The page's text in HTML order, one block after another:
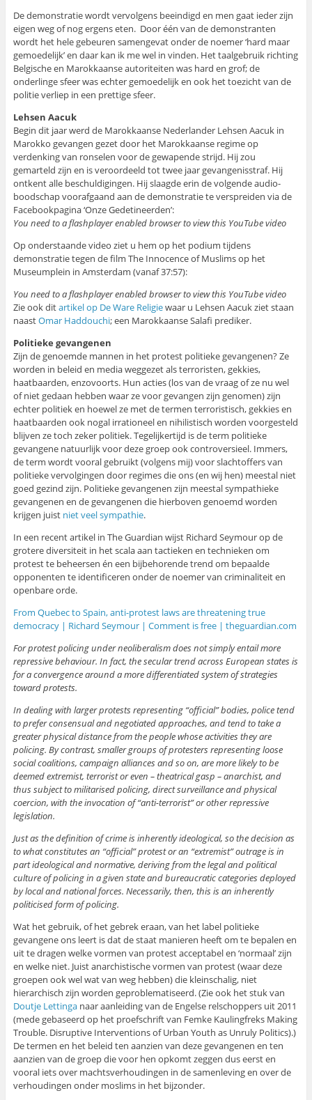
De demonstratie wordt vervolgens beeindigd en men gaat ieder zijn
eigen weg of nog ergens eten. Door één van de demonstranten
wordt het hele gebeuren samengevat onder de noemer ‘hard maar
gemoedelijk’ en daar kan ik me wel in vinden. Het taalgebruik richting
Belgische en Marokkaanse autoriteiten was hard en grof; de
onderlinge sfeer was echter gemoedelijk en ook het toezicht van de
politie verliep in een prettige sfeer.
Lehsen Aacuk
Begin dit jaar werd de Marokkaanse Nederlander Lehsen Aacuk in
Marokko gevangen gezet door het Marokkaanse regime op
verdenking van ronselen voor de gewapende strijd. Hij zou
gemarteld zijn en is veroordeeld tot twee jaar gevangenisstraf. Hij
ontkent alle beschuldigingen. Hij slaagde erin de volgende audio-
boodschap voorafgaand aan de demonstratie te verspreiden via de
Facebookpagina ‘Onze Gedetineerden’:
You need to a flashplayer enabled browser to view this YouTube video
Op onderstaande video ziet u hem op het podium tijdens
demonstratie tegen de film The Innocence of Muslims op het
Museumplein in Amsterdam (vanaf 37:57):
You need to a flashplayer enabled browser to view this YouTube video
Zie ook ditartikel op De Ware Religiewaar u Lehsen Aacuk ziet staan
naastOmar Haddouchi; een Marokkaanse Salafi prediker.
Politieke gevangenen
Zijn de genoemde mannen in het protest politieke gevangenen? Ze
worden in beleid en media weggezet als terroristen, gekkies,
haatbaarden, enzovoorts. Hun acties (los van de vraag of ze nu wel
of niet gedaan hebben waar ze voor gevangen zijn genomen) zijn
echter politiek en hoewel ze met de termen terroristisch, gekkies en
haatbaarden ook nogal irrationeel en nihilistisch worden voorgesteld
blijven ze toch zeker politiek. Tegelijkertijd is de term politieke
gevangene natuurlijk voor deze groep ook controversieel. Immers,
de term wordt vooral gebruikt (volgens mij) voor slachtoffers van
politieke vervolgingen door regimes die ons (en wij hen) meestal niet
goed gezind zijn. Politieke gevangenen zijn meestal sympathieke
gevangenen en de gevangenen die hierboven genoemd worden
krijgen juist niet veel sympathie.
In een recent artikel in The Guardian wijst Richard Seymour op de
grotere diversiteit in het scala aan tactieken en technieken om
protest te beheersen én een bijbehorende trend om bepaalde
opponenten te identificeren onder de noemer van criminaliteit en
openbare orde.
From Quebec to Spain, anti-protest laws are threatening true
democracy | Richard Seymour | Comment is free | theguardian.com
For protest policing under neoliberalism does not simply entail more
repressive behaviour. In fact, the secular trend across European states is
for a convergence around a more differentiated system of strategies
toward protests.
In dealing with larger protests representing “official” bodies, police tend
to prefer consensual and negotiated approaches, and tend to take a
greater physical distance from the people whose activities they are
policing. By contrast, smaller groups of protesters representing loose
social coalitions, campaign alliances and so on, are more likely to be
deemed extremist, terrorist or even – theatrical gasp – anarchist, and
thus subject to militarised policing, direct surveillance and physical
coercion, with the invocation of “anti-terrorist” or other repressive
legislation.
Just as the definition of crime is inherently ideological, so the decision as
to what constitutes an “official” protest or an “extremist” outrage is in
part ideological and normative, deriving from the legal and political
culture of policing in a given state and bureaucratic categories deployed
by local and national forces. Necessarily, then, this is an inherently
politicised form of policing.
Wat het gebruik, of het gebrek eraan, van het label politieke
gevangene ons leert is dat de staat manieren heeft om te bepalen en
uit te dragen welke vormen van protest acceptabel en ‘normaal’ zijn
en welke niet. Juist anarchistische vormen van protest (waar deze
groepen ook wel wat van weg hebben) die kleinschalig, niet
hierarchisch zijn worden geproblematiseerd. (Zie ook het stuk van
Doutje Lettinganaar aanleiding van de Engelse relschoppers uit 2011
(mede gebaseerd op het proefschrift van Femke Kaulingfreks Making
Trouble. Disruptive Interventions of Urban Youth as Unruly Politics).)
De termen en het beleid ten aanzien van deze gevangenen en ten
aanzien van de groep die voor hen opkomt zeggen dus eerst en
vooral iets over machtsverhoudingen in de samenleving en over de
verhoudingen onder moslims in het bijzonder.